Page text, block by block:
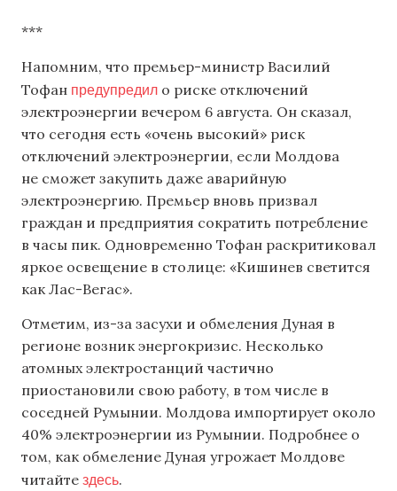
***
Напомним, что премьер-министр Василий
Тофан предупредил о риске отключений
электроэнергии вечером 6 августа. Он сказал,
что сегодня есть «очень высокий» риск
отключений электроэнергии, если Молдова
не сможет закупить даже аварийную
электроэнергию. Премьер вновь призвал
граждан и предприятия сократить потребление
в часы пик. Одновременно Тофан раскритиковал
яркое освещение в столице: «Кишинев светится
как Лас-Вегас».
Отметим, из-за засухи и обмеления Дуная в
регионе возник энергокризис. Несколько
атомных электростанций частично
приостановили свою работу, в том числе в
соседней Румынии. Молдова импортирует около
40% электроэнергии из Румынии. Подробнее о
том, как обмеление Дуная угрожает Молдове
читайте здесь.